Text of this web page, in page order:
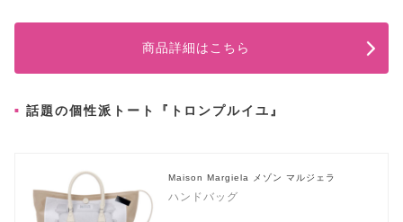
商品詳細はこちら
話題の個性派トート『トロンプルイユ』
Maison Margiela メゾン マルジェラ
ハンドバッグ